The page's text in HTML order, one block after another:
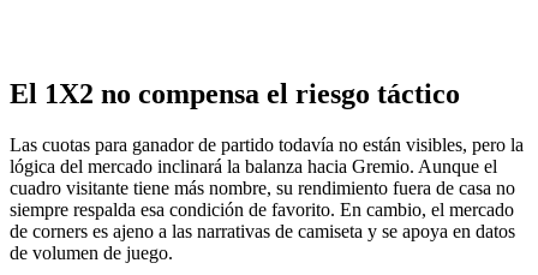
El 1X2 no compensa el riesgo táctico
Las cuotas para ganador de partido todavía no están visibles, pero la
lógica del mercado inclinará la balanza hacia Gremio. Aunque el
cuadro visitante tiene más nombre, su rendimiento fuera de casa no
siempre respalda esa condición de favorito. En cambio, el mercado
de corners es ajeno a las narrativas de camiseta y se apoya en datos
de volumen de juego.